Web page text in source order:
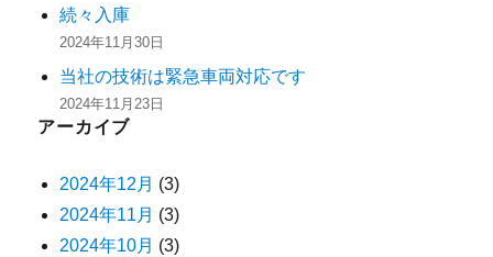
続々入庫
2024年11月30日
当社の技術は緊急車両対応です
2024年11月23日
アーカイブ
2024年12月 (3)
2024年11月 (3)
2024年10月 (3)